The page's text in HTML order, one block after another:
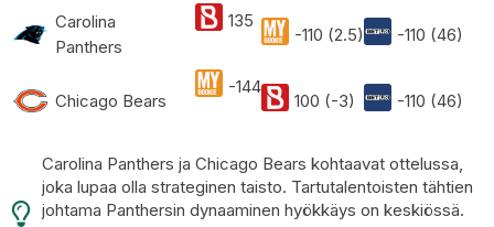
Carolina
Panthers
Chicago Bears
135
-144
-110 (2.5)
100 (-3)
-110 (46)
-110 (46)
Carolina Panthers ja Chicago Bears kohtaavat ottelussa,
joka lupaa olla strateginen taisto. Tartutalentoisten tähtien
johtama Panthersin dynaaminen hyökkäys on keskiössä.